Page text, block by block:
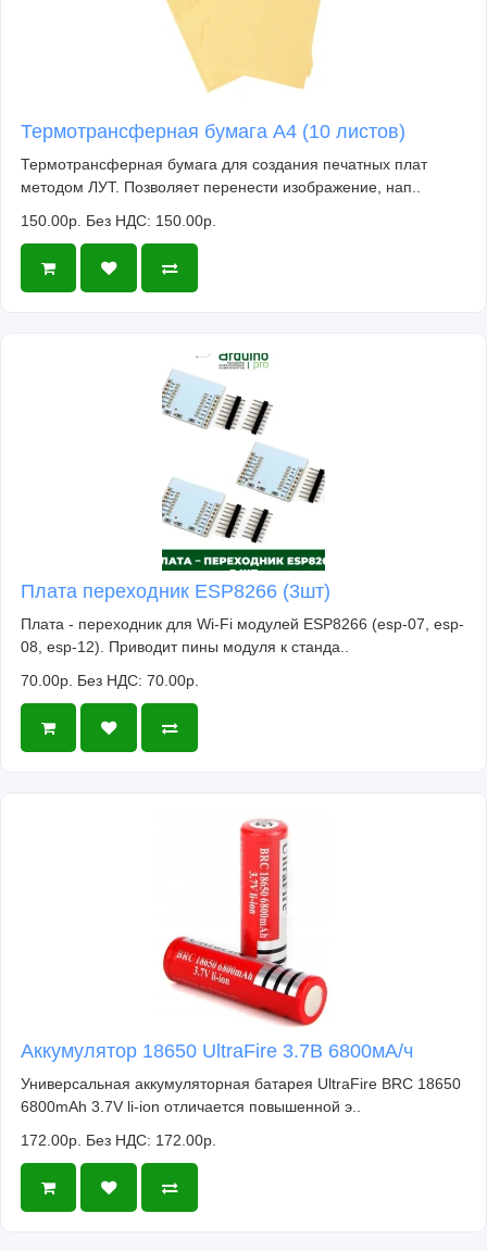
Термотрансферная бумага А4 (10 листов)
Термотрансферная бумага для создания печатных плат
методом ЛУТ. Позволяет перенести изображение, нап..
150.00р. Без НДС: 150.00р.
Плата переходник ESP8266 (3шт)
Плата - переходник для Wi-Fi модулей ESP8266 (esp-07, esp-
08, esp-12). Приводит пины модуля к станда..
70.00р. Без НДС: 70.00р.
Аккумулятор 18650 UltraFire 3.7В 6800мА/ч
Универсальная аккумуляторная батарея UltraFire BRC 18650
6800mAh 3.7V li-ion отличается повышенной э..
172.00р. Без НДС: 172.00р.